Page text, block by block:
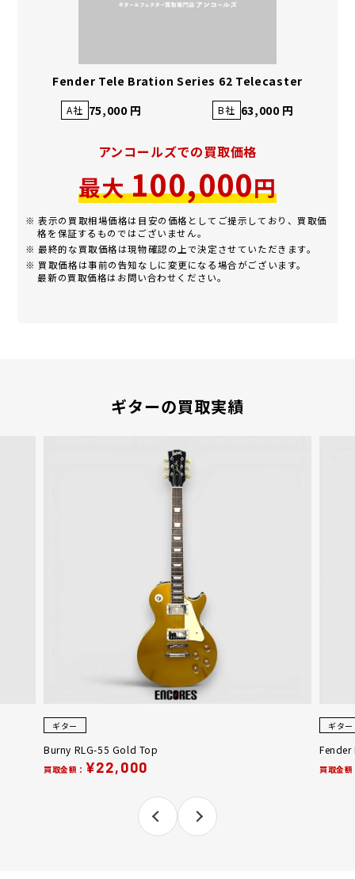
Fender Tele Bration Series 62 Telecaster
A社 75,000 円 B社 63,000 円
アンコールズでの買取価格
最大100,000円
※ 表示の買取相場価格は目安の価格としてご提示しており、買取価
格を保証するものではございません。
※ 最終的な買取価格は現物確認の上で決定させていただきます。
※ 買取価格は事前の告知なしに変更になる場合がございます。
最新の買取価格はお問い合わせください。
ギターの買取実績
ギター
Burny RLG-55 Gold Top
買取金額： ¥22,000
ギター
Fender
買取金額